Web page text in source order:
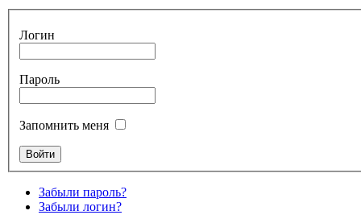
Логин
Пароль
Запомнить меня
Забыли пароль?
Забыли логин?